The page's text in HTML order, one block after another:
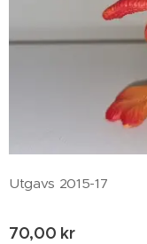
Utgavs 2015-17
70,00 kr